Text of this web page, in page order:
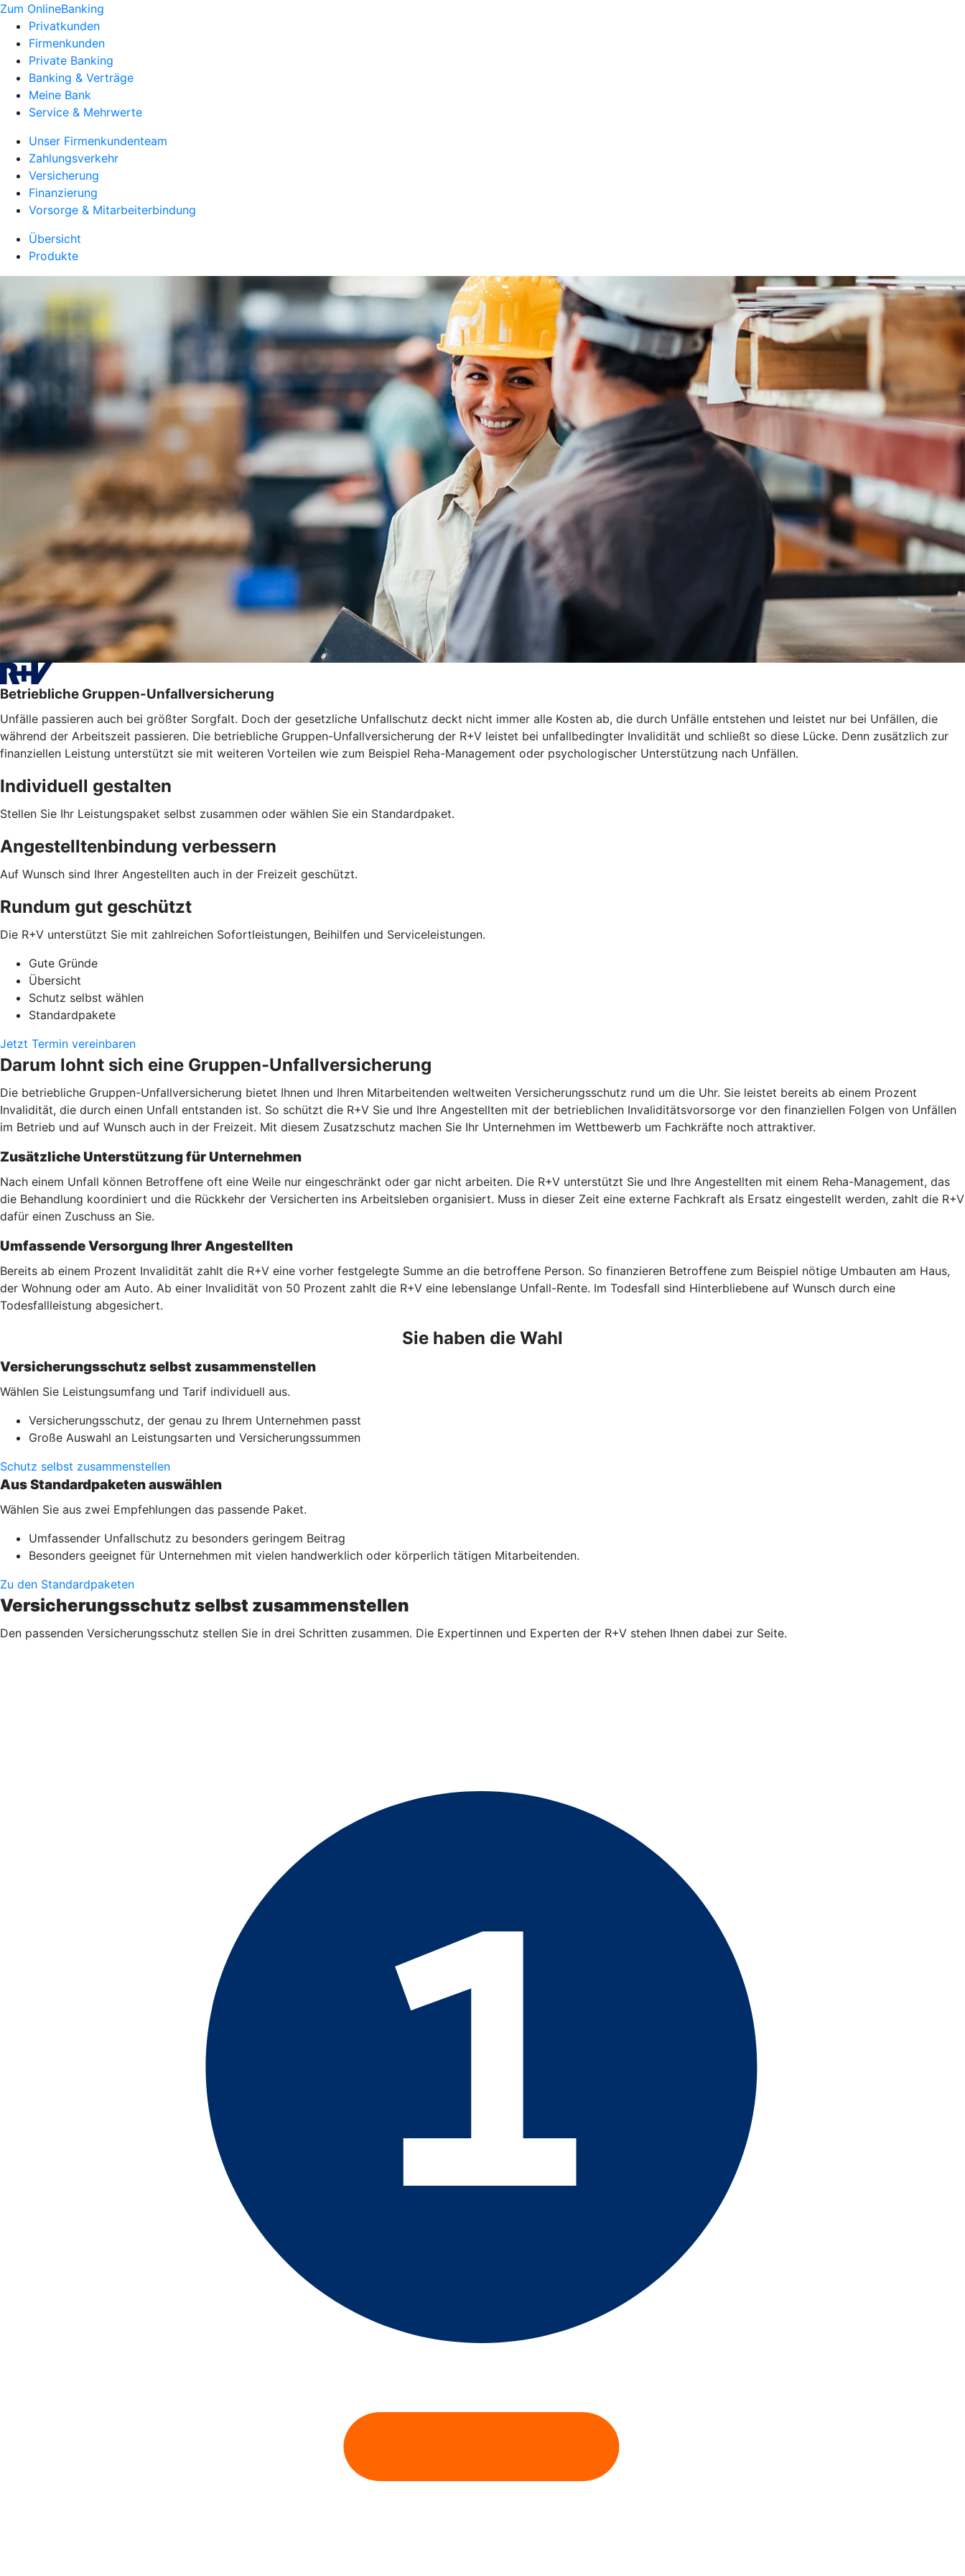
Zum OnlineBanking
Privatkunden
Firmenkunden
Private Banking
Banking & Verträge
Meine Bank
Service & Mehrwerte
Unser Firmenkundenteam
Zahlungsverkehr
Versicherung
Finanzierung
Vorsorge & Mitarbeiterbindung
Übersicht
Produkte
Betriebliche Gruppen-Unfallversicherung
Unfälle passieren auch bei größter Sorgfalt. Doch der gesetzliche Unfallschutz deckt nicht immer alle Kosten ab, die durch Unfälle entstehen und leistet nur bei Unfällen, die
während der Arbeitszeit passieren. Die betriebliche Gruppen-Unfallversicherung der R+V leistet bei unfallbedingter Invalidität und schließt so diese Lücke. Denn zusätzlich zur
finanziellen Leistung unterstützt sie mit weiteren Vorteilen wie zum Beispiel Reha-Management oder psychologischer Unterstützung nach Unfällen.
Individuell gestalten
Stellen Sie Ihr Leistungspaket selbst zusammen oder wählen Sie ein Standardpaket.
Angestelltenbindung verbessern
Auf Wunsch sind Ihrer Angestellten auch in der Freizeit geschützt.
Rundum gut geschützt
Die R+V unterstützt Sie mit zahlreichen Sofortleistungen, Beihilfen und Serviceleistungen.
Gute Gründe
Übersicht
Schutz selbst wählen
Standardpakete
Jetzt Termin vereinbaren
Darum lohnt sich eine Gruppen-Unfallversicherung
Die betriebliche Gruppen-Unfallversicherung bietet Ihnen und Ihren Mitarbeitenden weltweiten Versicherungsschutz rund um die Uhr. Sie leistet bereits ab einem Prozent
Invalidität, die durch einen Unfall entstanden ist. So schützt die R+V Sie und Ihre Angestellten mit der betrieblichen Invaliditätsvorsorge vor den finanziellen Folgen von Unfällen
im Betrieb und auf Wunsch auch in der Freizeit. Mit diesem Zusatzschutz machen Sie Ihr Unternehmen im Wettbewerb um Fachkräfte noch attraktiver.
Zusätzliche Unterstützung für Unternehmen
Nach einem Unfall können Betroffene oft eine Weile nur eingeschränkt oder gar nicht arbeiten. Die R+V unterstützt Sie und Ihre Angestellten mit einem Reha-Management, das
die Behandlung koordiniert und die Rückkehr der Versicherten ins Arbeitsleben organisiert. Muss in dieser Zeit eine externe Fachkraft als Ersatz eingestellt werden, zahlt die R+V
dafür einen Zuschuss an Sie.
Umfassende Versorgung Ihrer Angestellten
Bereits ab einem Prozent Invalidität zahlt die R+V eine vorher festgelegte Summe an die betroffene Person. So finanzieren Betroffene zum Beispiel nötige Umbauten am Haus,
der Wohnung oder am Auto. Ab einer Invalidität von 50 Prozent zahlt die R+V eine lebenslange Unfall-Rente. Im Todesfall sind Hinterbliebene auf Wunsch durch eine
Todesfallleistung abgesichert.
Sie haben die Wahl
Versicherungsschutz selbst zusammenstellen
Wählen Sie Leistungsumfang und Tarif individuell aus.
Versicherungsschutz, der genau zu Ihrem Unternehmen passt
Große Auswahl an Leistungsarten und Versicherungssummen
Schutz selbst zusammenstellen
Aus Standardpaketen auswählen
Wählen Sie aus zwei Empfehlungen das passende Paket.
Umfassender Unfallschutz zu besonders geringem Beitrag
Besonders geeignet für Unternehmen mit vielen handwerklich oder körperlich tätigen Mitarbeitenden.
Zu den Standardpaketen
Versicherungsschutz selbst zusammenstellen
Den passenden Versicherungsschutz stellen Sie in drei Schritten zusammen. Die Expertinnen und Experten der R+V stehen Ihnen dabei zur Seite.